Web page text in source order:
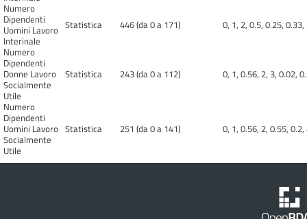
Numero
Dipendenti
Uomini Lavoro
Interinale
Statistica 446 (da 0 a 171)
0, 1, 2, 0.5, 0.25,
Numero
Dipendenti
Donne Lavoro
Socialmente
Utile
Statistica 243 (da 0 a 112) 0, 1, 0.56, 2, 3, 0.02,
Numero
Dipendenti
Uomini Lavoro
Socialmente
Utile
Statistica 251 (da 0 a 141) 0, 1, 0.56, 2, 0.55,